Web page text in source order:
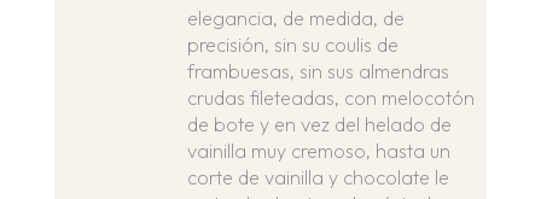
elegancia, de medida, de
precisión, sin su coulis de
frambuesas, sin sus almendras
crudas fileteadas, con melocotón
de bote y en vez del helado de
vainilla muy cremoso, hasta un
corte de vainilla y chocolate le